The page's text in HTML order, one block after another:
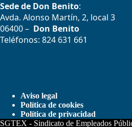
Sede de Don Benito:
Avda. Alonso Martín, 2, local 3
06400 – Don Benito
Teléfonos: 824 631 661
Aviso legal
Política de cookies
Política de privacidad
SGTEX - Sindicato de Empleados